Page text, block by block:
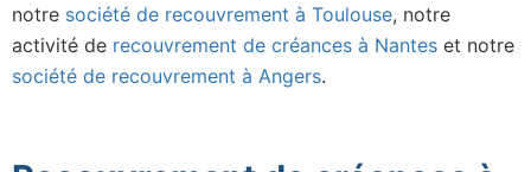
notre société de recouvrement à Toulouse, notre
activité de recouvrement de créances à Nantes et notre
société de recouvrement à Angers.